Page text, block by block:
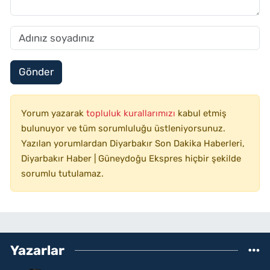
Gönder
Yorum yazarak topluluk kurallarımızı kabul etmiş
bulunuyor ve tüm sorumluluğu üstleniyorsunuz.
Yazılan yorumlardan Diyarbakır Son Dakika Haberleri,
Diyarbakır Haber | Güneydoğu Ekspres hiçbir şekilde
sorumlu tutulamaz.
Yazarlar